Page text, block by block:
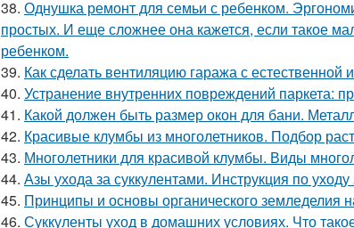
38. Однушка ремонт для семьи с ребенком.
простых. И еще сложнее она кажется, если такое
ребенком.
39. Как сделать вентиляцию гаража с естественной
40. Устранение внутренних повреждений паркета:
41. Какой должен быть размер окон для бани.
42. Красивые клумбы из многолетников. Подбор
43. Многолетники для красивой клумбы. Виды
44. Азы ухода за суккулентами. Инструкция по уходу
45. Принципы и основы органического земледелия
46. Суккуленты уход в домашних условиях. Что